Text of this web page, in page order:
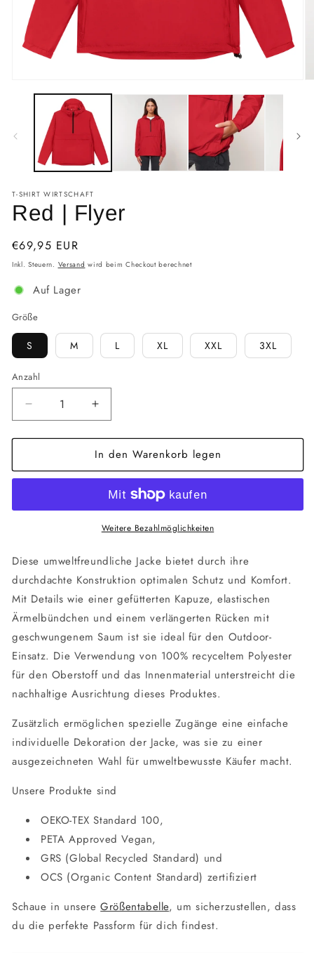
T-SHIRT WIRTSCHAFT
Red | Flyer
Normaler
Preis
€69,95 EUR
Inkl. Steuern. Versand wird beim Checkout berechnet
Auf Lager
Größe
S M L XL XXL 3XL
Anzahl
Verringere
die
Menge
Red
Erhöhe
die
Menge
für
Red
Flyer
In den Warenkorb legen
Weitere Bezahlmöglichkeiten
Diese umweltfreundliche Jacke bietet durch ihre
durchdachte Konstruktion optimalen Schutz und Komfort.
Mit Details wie einer gefütterten Kapuze, elastischen
Ärmelbündchen und einem verlängerten Rücken mit
geschwungenem Saum ist sie ideal für den Outdoor-
Einsatz. Die Verwendung von 100% recyceltem Polyester
für den Oberstoff und das Innenmaterial unterstreicht die
nachhaltige Ausrichtung dieses Produktes.
Zusätzlich ermöglichen spezielle Zugänge eine einfache
individuelle Dekoration der Jacke, was sie zu einer
ausgezeichneten Wahl für umweltbewusste Käufer macht.
Unsere Produkte sind
OEKO-TEX Standard 100,
PETA Approved Vegan,
GRS (Global Recycled Standard) und
OCS (Organic Content Standard) zertifiziert
Schaue in unsereGrößentabelle, um sicherzustellen, dass
du die perfekte Passform für dich findest.